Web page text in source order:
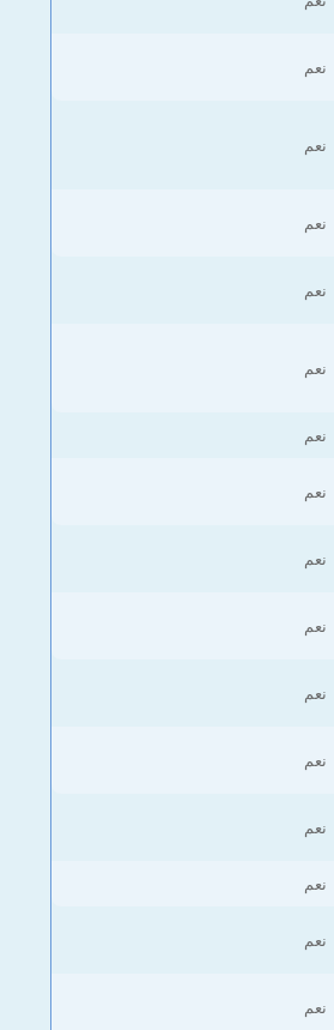
نعم
نعم
نعم
نعم
نعم
نعم
نعم
نعم
نعم
نعم
نعم
نعم
نعم
نعم
نعم